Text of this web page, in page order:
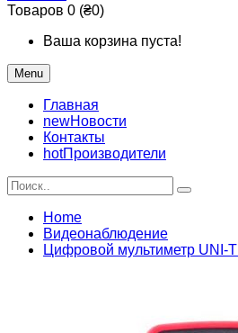
Товаров 0 (₴0)
Ваша корзина пуста!
Menu
Главная
newНовости
Контакты
hotПроизводители
Home
Видеонаблюдение
Цифровой мультиметр UNI-